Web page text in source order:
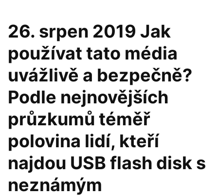
26. srpen 2019 Jak
používat tato média
uvážlivě a bezpečně?
Podle nejnovějších
průzkumů téměř
polovina lidí, kteří
najdou USB flash disk s
neznámým